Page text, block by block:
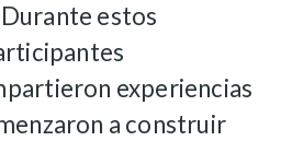
estos
experiencias
a construir